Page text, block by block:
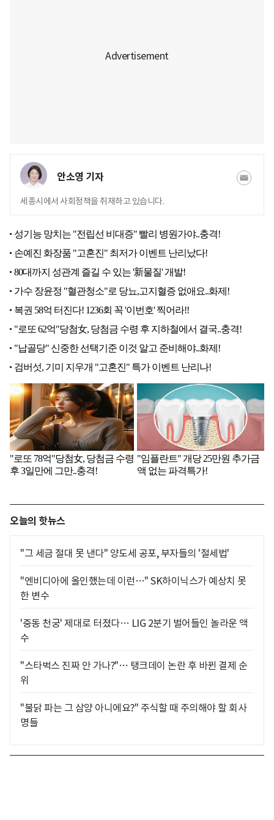
안소영 기자
세종시에서 사회정책을 취재하고 있습니다.
오늘의 핫뉴스
"그 세금 절대 못 낸다" 양도세 공포, 부자들의 '절세법'
"엔비디아에 올인했는데 이런…" SK하이닉스가 예상치 못
한 변수
'중동 천궁' 제대로 터졌다… LIG 2분기 벌어들인 놀라운 액
수
"스타벅스 진짜 안 가나?"… 탱크데이 논란 후 바뀐 결제 순
위
"불닭 파는 그 삼양 아니에요?" 주식할 때 주의해야 할 회사
명들